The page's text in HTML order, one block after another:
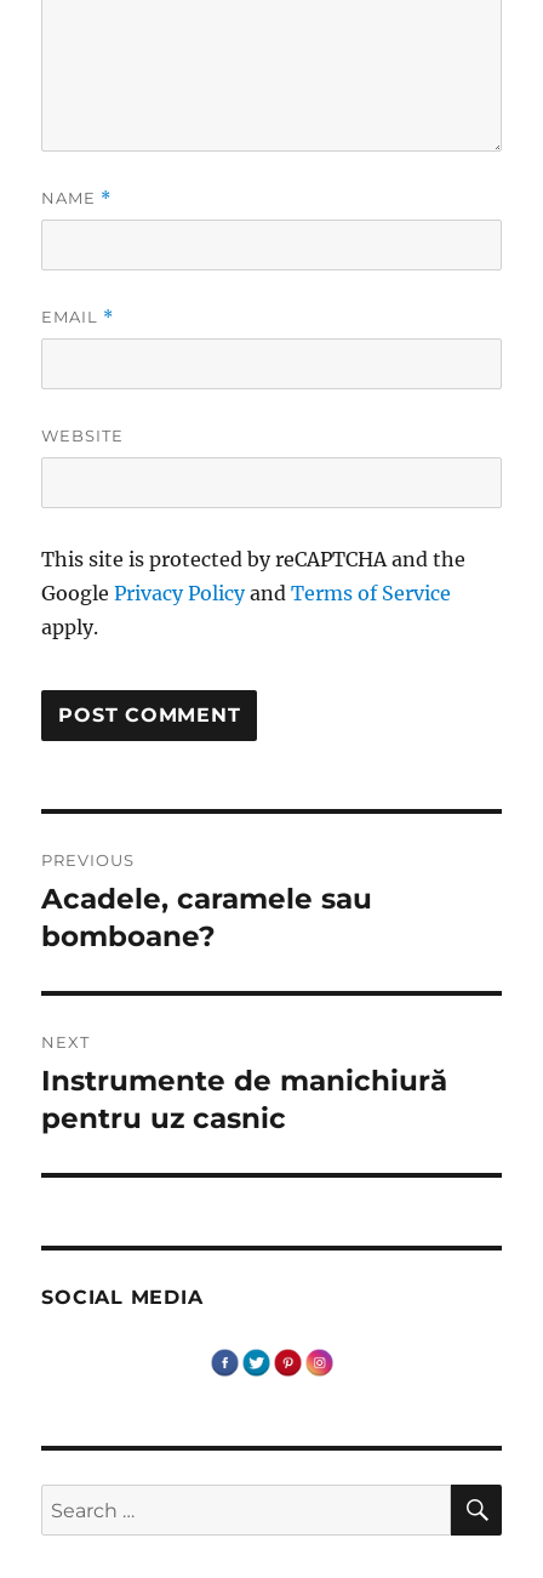
NAME *
EMAIL *
WEBSITE
This site is protected by reCAPTCHA and the
GooglePrivacy PolicyandTerms of Service
apply.
navigation
PREVIOUS
Previous
post:
Acadele, caramele sau
bomboane?
NEXT
Next
post:
Instrumente de manichiură
pentru uz casnic
SOCIAL MEDIA
Search
for: